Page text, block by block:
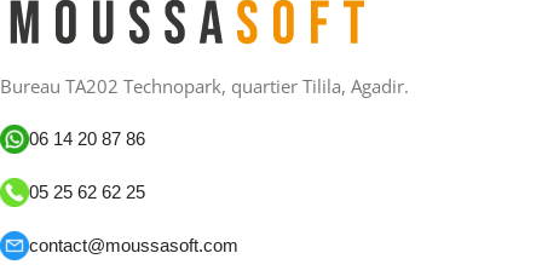
Bureau TA202 Technopark, quartier Tilila, Agadir.
06 14 20 87 86
05 25 62 62 25
contact@moussasoft.com